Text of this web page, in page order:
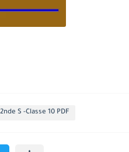
S -Classe 10 PDF